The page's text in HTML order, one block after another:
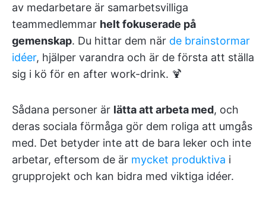
av medarbetare är samarbetsvilliga
teammedlemmar helt fokuserade på
gemenskap. Du hittar dem när de brainstormar
idéer, hjälper varandra och är de första att ställa
sig i kö för en after work-drink. 🍹
Sådana personer är lätta att arbeta med, och
deras sociala förmåga gör dem roliga att umgås
med. Det betyder inte att de bara leker och inte
arbetar, eftersom de är mycket produktiva i
grupprojekt och kan bidra med viktiga idéer.